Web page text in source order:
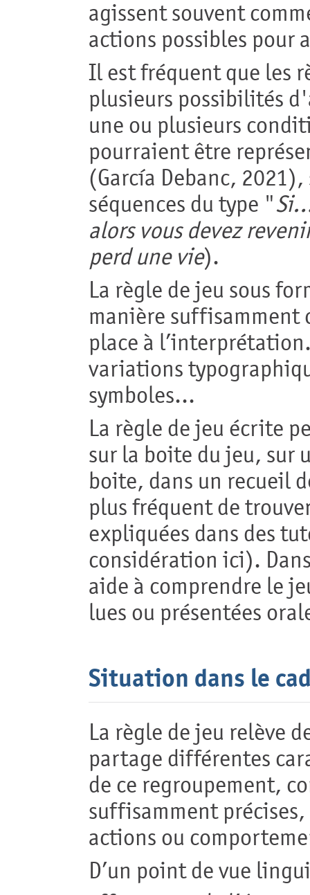
agissent souvent
actions possibles pour
Il est fréquent que les
plusieurs possibilités
une ou plusieurs
pourraient être
(García Debanc,
séquences du type "
alors vous devez
perd une vie).
La règle de jeu sous
manière suffisamment
place à
variations
symboles...
La règle de jeu écrite
sur la boite du jeu, sur
boite, dans un recueil
plus fréquent de
expliquées dans des
considération ici).
aide à comprendre le
lues ou présentées
Situation dans le
La règle de jeu relève
partage différentes
de ce regroupement,
suffisamment
actions ou
D’un point de vue